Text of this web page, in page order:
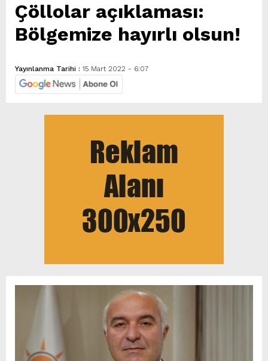
Çöllolar açıklaması:
Bölgemize hayırlı olsun!
Yayınlanma Tarihi : 15 Mart 2022 - 6:07